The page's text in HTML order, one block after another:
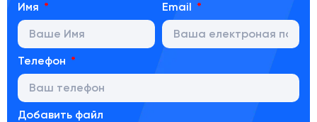
Имя Email
Телефон
Добавить файл